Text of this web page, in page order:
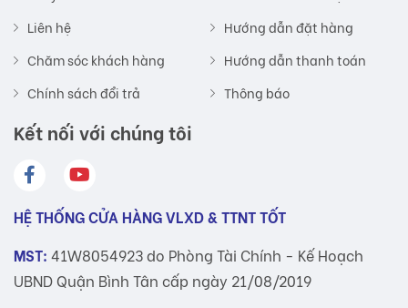
Liên hệ
Chăm sóc khách hàng
Chính sách đổi trả
Hướng dẫn đặt hàng
Hướng dẫn thanh toán
Thông báo
Kết nối với chúng tôi
HỆ THỐNG CỬA HÀNG VLXD & TTNT TỐT
MST: 41W8054923 do Phòng Tài Chính - Kế Hoạch
UBND Quận Bình Tân cấp ngày 21/08/2019